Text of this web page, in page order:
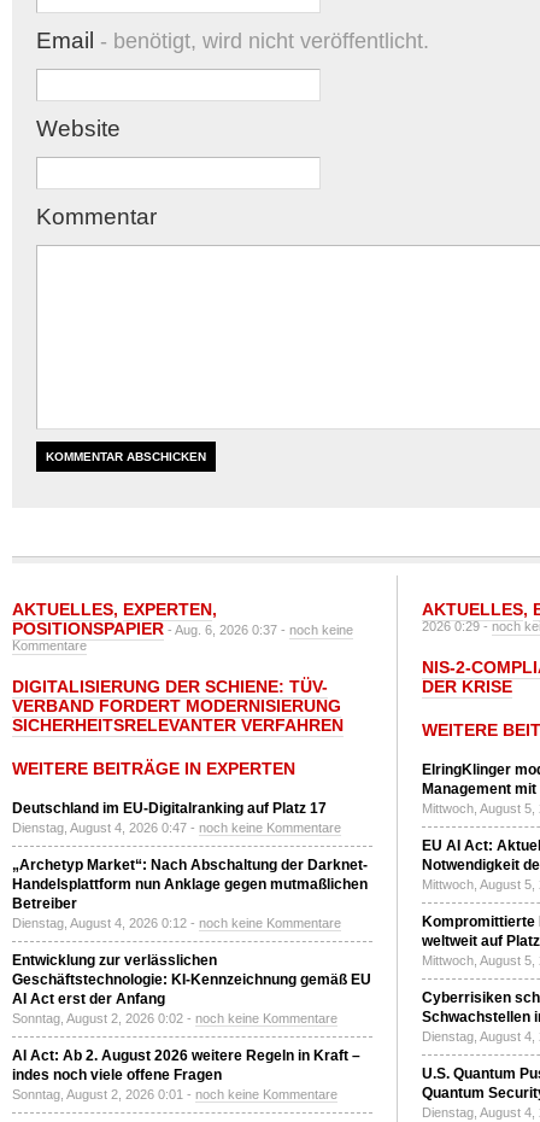
Email - benötigt, wird nicht veröffentlicht.
Website
Kommentar
AKTUELLES, EXPERTEN,
POSITIONSPAPIER - Aug. 6, 2026 0:37 - noch keine
Kommentare
DIGITALISIERUNG DER SCHIENE: TÜV-
VERBAND FORDERT MODERNISIERUNG
SICHERHEITSRELEVANTER VERFAHREN
WEITERE BEITRÄGE IN EXPERTEN
Deutschland im EU-Digitalranking auf Platz 17
Dienstag, August 4, 2026 0:47 - noch keine Kommentare
„Archetyp Market“: Nach Abschaltung der Darknet-
Handelsplattform nun Anklage gegen mutmaßlichen
Betreiber
Dienstag, August 4, 2026 0:12 - noch keine Kommentare
Entwicklung zur verlässlichen
Geschäftstechnologie: KI-Kennzeichnung gemäß EU
AI Act erst der Anfang
Sonntag, August 2, 2026 0:02 - noch keine Kommentare
AI Act: Ab 2. August 2026 weitere Regeln in Kraft –
indes noch viele offene Fragen
Sonntag, August 2, 2026 0:01 - noch keine Kommentare
AKTUELLES,
2026 0:29 -noch
NIS-2-
DER KRISE
WEITERE
ElringKlinger
Management
Mittwoch, August
EU AI Act:
Notwendigkeit
Mittwoch, August
Kompromittierte
weltweit auf
Mittwoch, August
Cyberrisiken
Schwachstellen
Dienstag, August
U.S. Quantum
Quantum
Dienstag, August